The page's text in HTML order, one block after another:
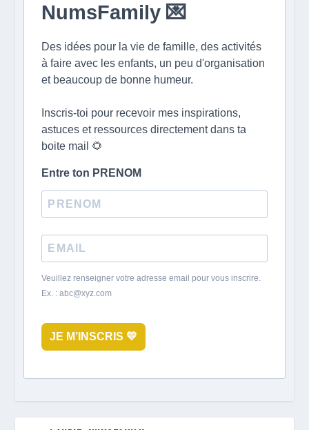
NumsFamily 💌
Des idées pour la vie de famille, des activités
à faire avec les enfants, un peu d'organisation
et beaucoup de bonne humeur.
Inscris-toi pour recevoir mes inspirations,
astuces et ressources directement dans ta
boite mail 🌻
Entre ton PRENOM
Veuillez renseigner votre adresse email pour vous inscrire.
Ex. : abc@xyz.com
JE M’INSCRIS 💛